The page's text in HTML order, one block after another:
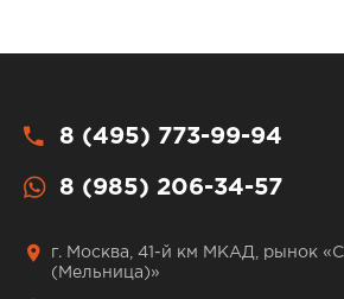
8 (495) 773-99-94
8 (985) 206-34-57
г. Москва, 41-й км МКАД, рынок
(Мельница)»